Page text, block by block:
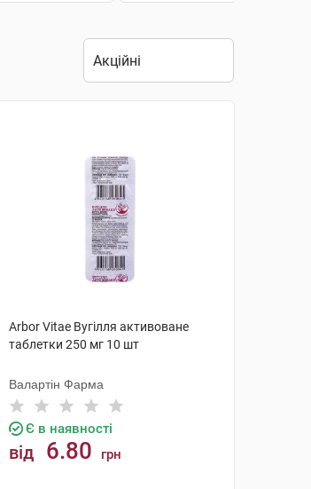
Arbor Vitae Вугілля активоване
таблетки 250 мг 10 шт
Валартін Фарма
Є в наявності
від 6.80 грн